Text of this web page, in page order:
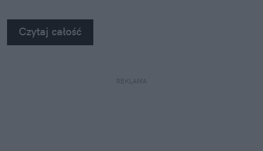
na własne oczy zobaczyć, jak profesjonaliści radzą
sobie z takimi uszkodzeniami.
Czytaj całość
REKLAMA